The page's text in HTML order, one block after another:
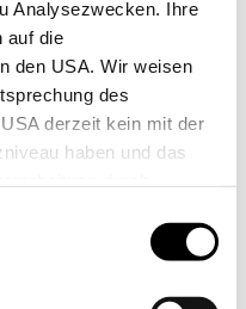
Analysezwecken. Ihre
auf die
den USA. Wir weisen
des
derzeit kein mit der
haben und das
in denen Sie auch
finden, widerrufen
zu Cookies finden